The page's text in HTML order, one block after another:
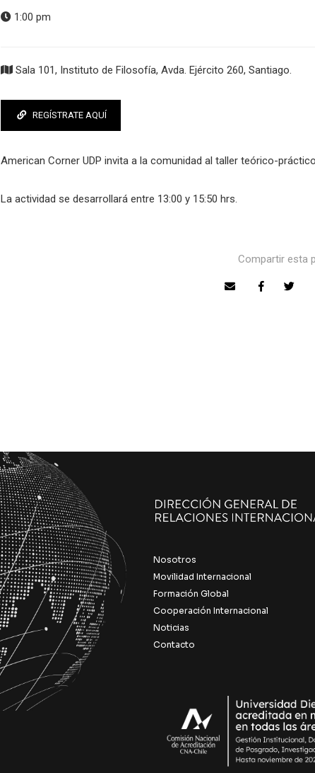
1:00 pm
Sala 101, Instituto de Filosofía, Avda. Ejército 260, Santiago.
REGÍSTRATE AQUÍ
American Corner UDP invita a la comunidad al taller teórico-
La actividad se desarrollará entre 13:00 y 15:50 hrs.
Compartir esta
Nosotros
Movilidad Internacional
Formación Global
Cooperación Internacional
Noticias
Contacto